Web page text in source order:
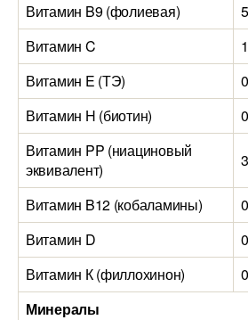
Витамин B9 (фолиевая)
Витамин C
Витамин E (ТЭ)
Витамин H (биотин)
Витамин PP (ниациновый
эквивалент)
Витамин B12 (кобаламины)
Витамин D
Витамин К (филлохинон)
0
Минералы